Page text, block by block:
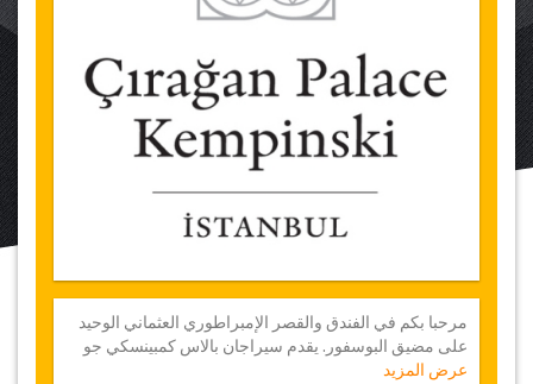
مرحبا بكم في الفندق والقصر الإمبراطوري العثماني الوحيد
على مضيق البوسفور. يقدم سيراجان بالاس كمبينسكي جو
منتجع في المدينة، ويعكس الفخامة القصوى لقصر عثماني
عرض المزيد